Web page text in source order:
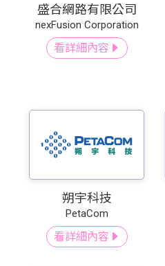
盛合網路有限公司
nexFusion Corporation
看詳細內容
朔宇科技
PetaCom
看詳細內容